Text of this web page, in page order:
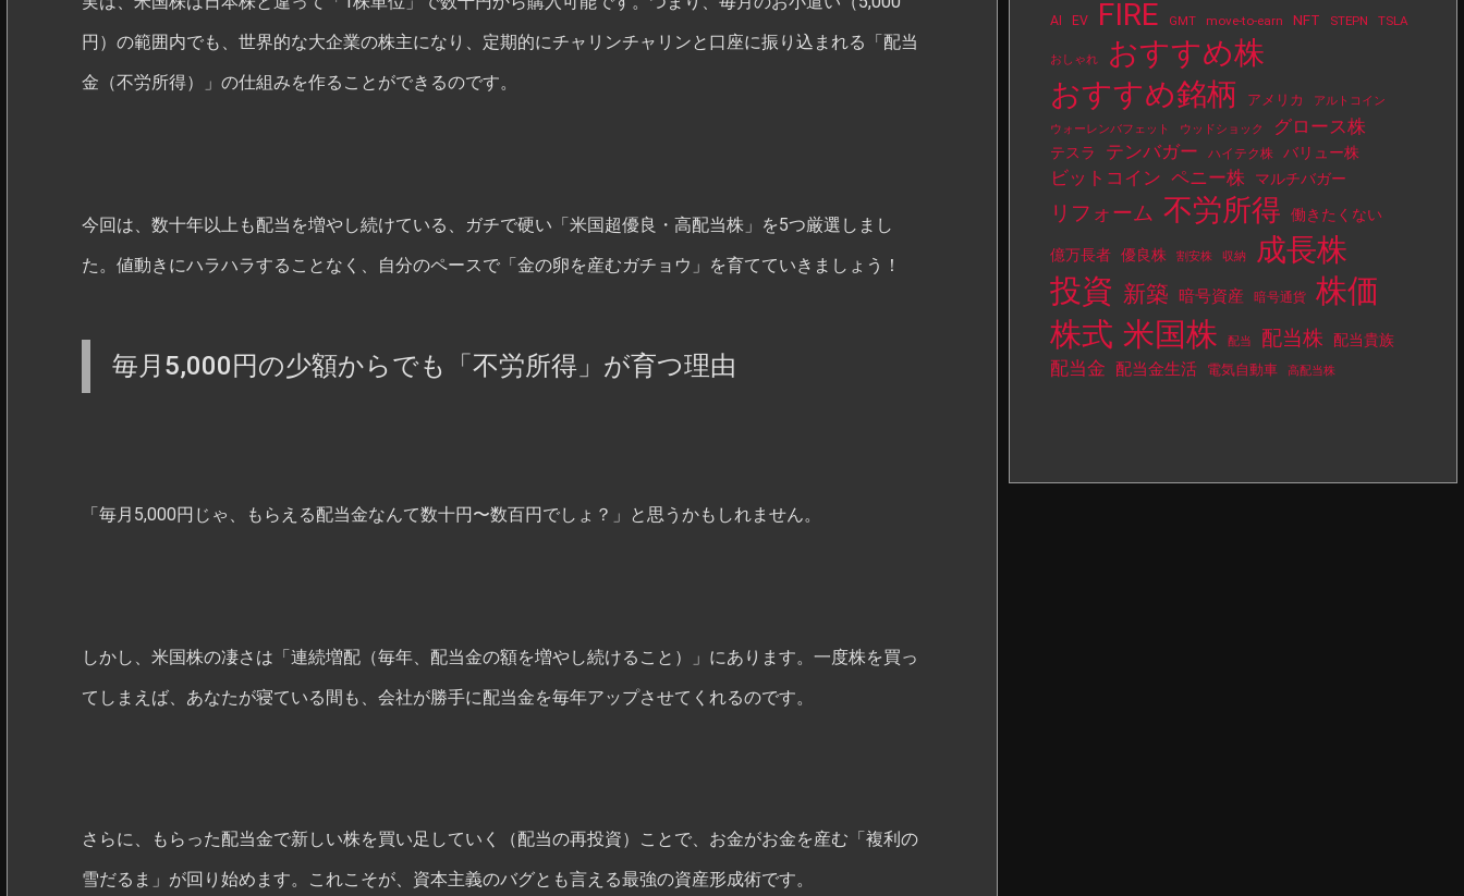
円）の範囲内でも、世界的な大企業の株主になり、定期的にチャリンチャリンと口座に振り込まれる「配当
金（不労所得）」の仕組みを作ることができるのです。
今回は、数十年以上も配当を増やし続けている、ガチで硬い「米国超優良・高配当株」を5つ厳選しまし
た。値動きにハラハラすることなく、自分のペースで「金の卵を産むガチョウ」を育てていきましょう！
毎月5,000円の少額からでも「不労所得」が育つ理由
「毎月5,000円じゃ、もらえる配当金なんて数十円〜数百円でしょ？」と思うかもしれません。
しかし、米国株の凄さは「連続増配（毎年、配当金の額を増やし続けること）」にあります。一度株を買っ
てしまえば、あなたが寝ている間も、会社が勝手に配当金を毎年アップさせてくれるのです。
さらに、もらった配当金で新しい株を買い足していく（配当の再投資）ことで、お金がお金を産む「複利の
雪だるま」が回り始めます。これこそが、資本主義のバグとも言える最強の資産形成術です。
AI EV FIRE GMT move-to-earn NFT STEPN TSLA
おしゃれ
おすすめ株
おすすめ銘柄
アメリカ
アルトコイン
ウォーレンバフェット
ウッドショック グロース株
テスラ テンバガー ハイテク株 バリュー株
ビットコイン ペニー株 マルチバガー
リフォーム 不労所得 働きたくない
億万長者 優良株 割安株 収納 成長株
投資 新築 暗号資産 暗号通貨
株価
株式 米国株 配当 配当株 配当貴族
配当金 配当金生活 電気自動車 高配当株